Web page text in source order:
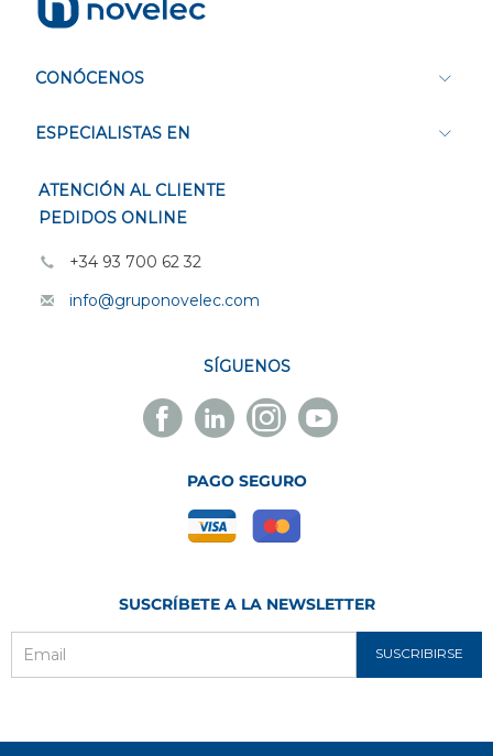
CONÓCENOS
ESPECIALISTAS EN
ATENCIÓN AL CLIENTE
PEDIDOS ONLINE
+34 93 700 62 32
info@gruponovelec.com
SÍGUENOS
Facebook
Novelec
Linkedin
Novelec
Instagram
Novelec
Youtube
Novelec
PAGO SEGURO
SUSCRÍBETE A LA NEWSLETTER
SUSCRIBIRSE